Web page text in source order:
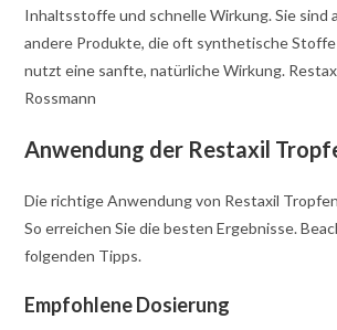
Inhaltsstoffe und schnelle Wirkung. Sie sind
andere Produkte, die oft synthetische
nutzt eine sanfte, natürliche Wirkung.
Rossmann
Anwendung der Restaxil
Die richtige Anwendung von Restaxil
So erreichen Sie die besten Ergebnisse.
folgenden Tipps.
Empfohlene Dosierung